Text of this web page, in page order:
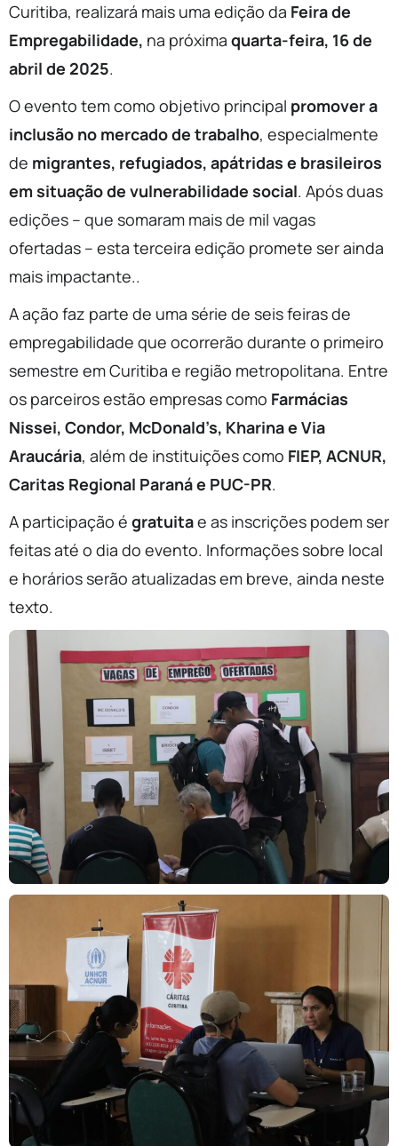
Curitiba, realizará mais uma edição da Feira de
Empregabilidade, na próxima quarta-feira, 16 de
abril de 2025.
O evento tem como objetivo principal promover a
inclusão no mercado de trabalho, especialmente
de migrantes, refugiados, apátridas e brasileiros
em situação de vulnerabilidade social. Após duas
edições – que somaram mais de mil vagas
ofertadas – esta terceira edição promete ser ainda
mais impactante..
A ação faz parte de uma série de seis feiras de
empregabilidade que ocorrerão durante o primeiro
semestre em Curitiba e região metropolitana. Entre
os parceiros estão empresas como Farmácias
Nissei, Condor, McDonald’s, Kharina e Via
Araucária, além de instituições como FIEP, ACNUR,
Caritas Regional Paraná e PUC-PR.
A participação é gratuitae as inscrições podem ser
feitas até o dia do evento. Informações sobre local
e horários serão atualizadas em breve, ainda neste
texto.